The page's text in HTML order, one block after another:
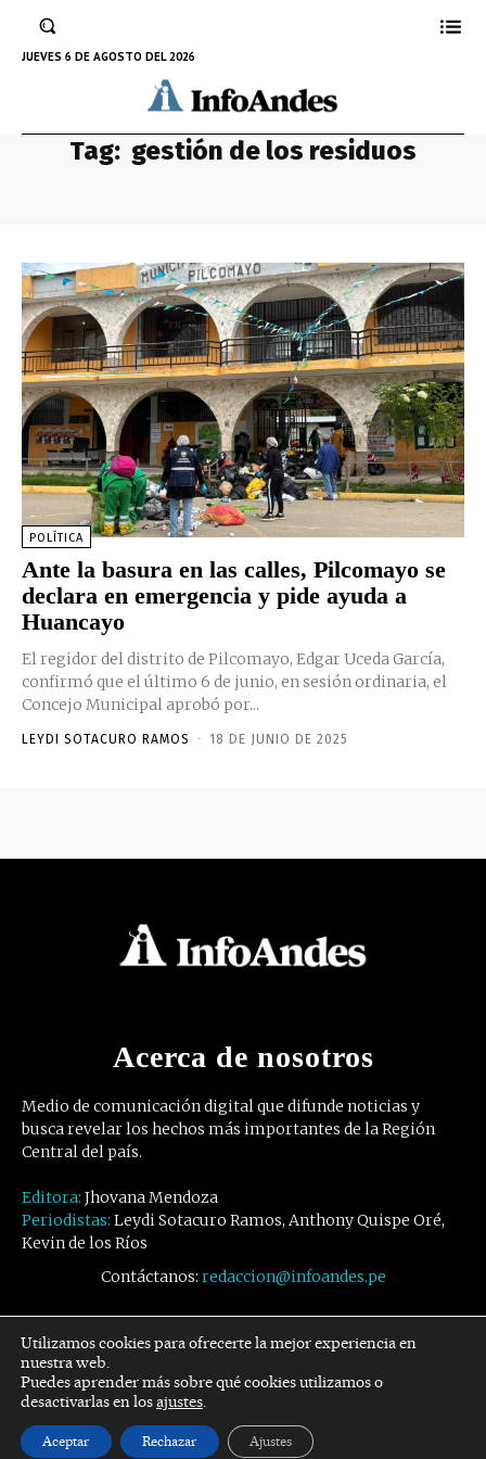
JUEVES 6 DE AGOSTO DEL 2026
Tag: gestión de los residuos
POLÍTICA
Ante la basura en las calles, Pilcomayo se
declara en emergencia y pide ayuda a
Huancayo
El regidor del distrito de Pilcomayo, Edgar Uceda García,
confirmó que el último 6 de junio, en sesión ordinaria, el
Concejo Municipal aprobó por...
LEYDI SOTACURO RAMOS - 18 DE JUNIO DE 2025
Acerca de nosotros
Medio de comunicación digital que difunde noticias y
busca revelar los hechos más importantes de la Región
Central del país.
Editora: Jhovana Mendoza
Periodistas: Leydi Sotacuro Ramos, Anthony Quispe Oré,
Kevin de los Ríos
Contáctanos: redaccion@infoandes.pe
Síguenos
Facebook Twitter Youtube
Utilizamos cookies para ofrecerte la mejor experiencia en
nuestra web.
Puedes aprender más sobre qué cookies utilizamos o
desactivarlas en losajustes.
Aceptar Rechazar Ajustes